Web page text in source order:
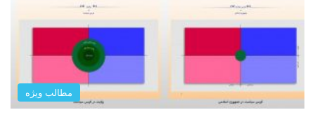
مطالب ویژه